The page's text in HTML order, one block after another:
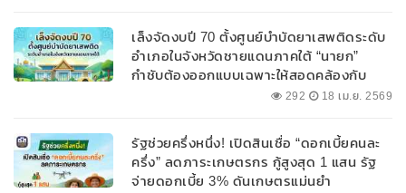
เล็งจัดงบปี 70 ตั้งศูนย์บำบัดยาเสพติดระดับ
อำเภอในจังหวัดชายแดนภาคใต้ “นายก”
กำชับต้องออกแบบเฉพาะให้สอดคล้องกับ
292 18 เม.ย. 2569
รัฐช่วยครึ่งหนึ่ง! เปิดสินเชื่อ “ดอกเบี้ยคนละ
ครึ่ง” ลดภาระเกษตรกร กู้สูงสุด 1 แสน รัฐ
จ่ายดอกเบี้ย 3% ดันเกษตรแม่นยำ